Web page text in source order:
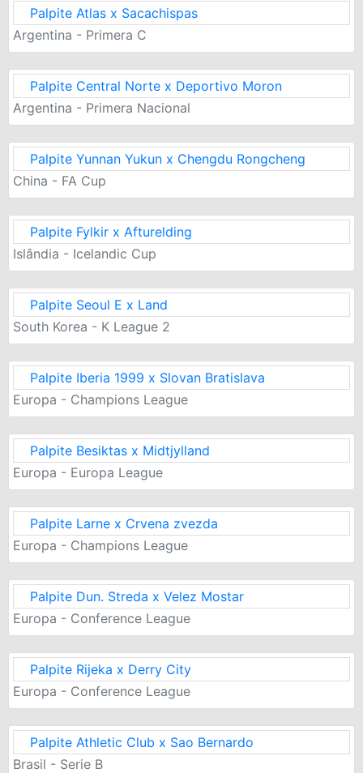
Palpite Atlas x Sacachispas
Argentina - Primera C
Palpite Central Norte x Deportivo Moron
Argentina - Primera Nacional
Palpite Yunnan Yukun x Chengdu Rongcheng
China - FA Cup
Palpite Fylkir x Afturelding
Islândia - Icelandic Cup
Palpite Seoul E x Land
South Korea - K League 2
Palpite Iberia 1999 x Slovan Bratislava
Europa - Champions League
Palpite Besiktas x Midtjylland
Europa - Europa League
Palpite Larne x Crvena zvezda
Europa - Champions League
Palpite Dun. Streda x Velez Mostar
Europa - Conference League
Palpite Rijeka x Derry City
Europa - Conference League
Palpite Athletic Club x Sao Bernardo
Brasil - Serie B